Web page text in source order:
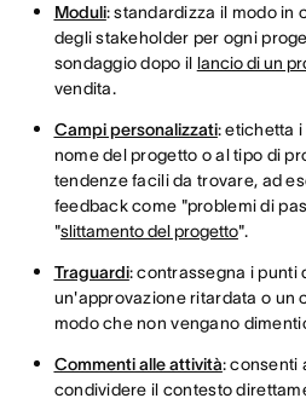
Moduli: standardizza il modo in
degli stakeholder per ogni
sondaggio dopo il lancio di un
vendita.
Campi personalizzati: etichetta
nome del progetto o al tipo di
tendenze facili da trovare, ad
feedback come "problemi di
"slittamento del progetto".
Traguardi: contrassegna i punti
un'approvazione ritardata o un
modo che non vengano
Commenti alle attività: consenti
condividere il contesto